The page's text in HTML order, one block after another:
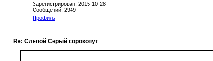
Зарегистрирован: 2015-10-28
Сообщений: 2949
Профиль
Re: Слепой Серый сорокопут